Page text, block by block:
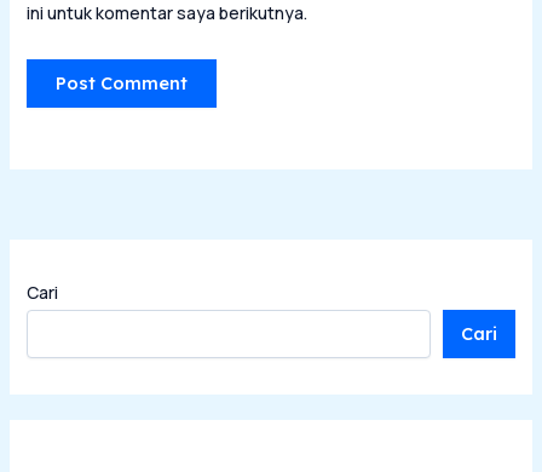
ini untuk komentar saya berikutnya.
Cari
Cari